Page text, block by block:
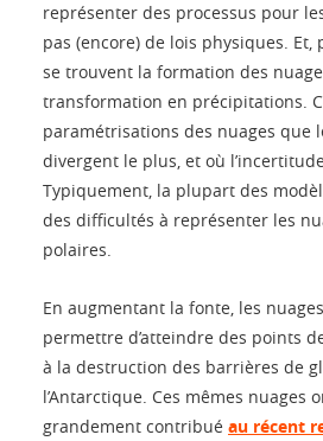
représenter des processus pour
pas (encore) de lois physiques. Et,
se trouvent la formation des
transformation en précipitations.
paramétrisations des nuages que
divergent le plus, et où
Typiquement, la plupart des
des difficultés à représenter les
polaires.
En augmentant la fonte, les
permettre d’atteindre des points
à la destruction des barrières de
l’Antarctique. Ces mêmes nuages
grandement contribué au récent